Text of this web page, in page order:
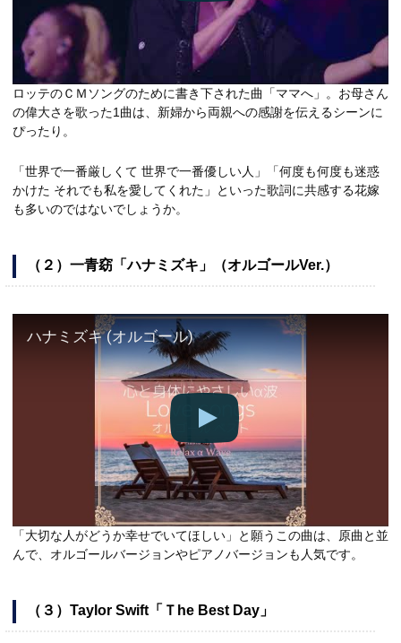
ロッテのＣＭソングのために書き下された曲「ママへ」。お母さん
の偉大さを歌った1曲は、新婦から両親への感謝を伝えるシーンに
ぴったり。
「世界で一番厳しくて 世界で一番優しい人」「何度も何度も迷惑
かけた それでも私を愛してくれた」といった歌詞に共感する花嫁
も多いのではないでしょうか。
（２）一青窈「ハナミズキ」（オルゴールVer.）
ハナミズキ (オルゴール)
「大切な人がどうか幸せでいてほしい」と願うこの曲は、原曲と並
んで、オルゴールバージョンやピアノバージョンも人気です。
（３）Taylor Swift「Ｔhe Best Day」